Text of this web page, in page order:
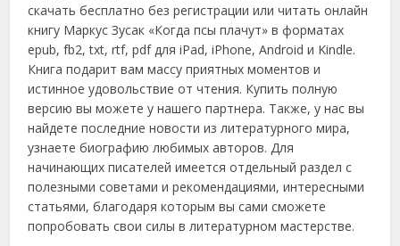
скачать бесплатно без регистрации или читать онлайн
книгу Маркус Зусак «Когда псы плачут» в форматах
epub, fb2, txt, rtf, pdf для iPad, iPhone, Android и Kindle.
Книга подарит вам массу приятных моментов и
истинное удовольствие от чтения. Купить полную
версию вы можете у нашего партнера. Также, у нас вы
найдете последние новости из литературного мира,
узнаете биографию любимых авторов. Для
начинающих писателей имеется отдельный раздел с
полезными советами и рекомендациями, интересными
статьями, благодаря которым вы сами сможете
попробовать свои силы в литературном мастерстве.